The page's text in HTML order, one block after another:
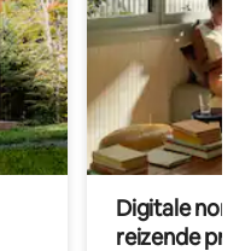
Digitale
reizende